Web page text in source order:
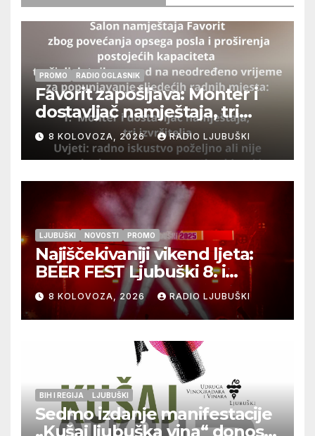
PROMO RADIO OGLASNIK
Favorit zapošljava: Monter i
dostavljač namještaja, tri
izvršitelja
8 KOLOVOZA, 2026 RADIO LJUBUŠKI
LJUBUŠKI NOVOSTI PROMO
Najiščekivaniji vikend ljeta:
BEER FEST Ljubuški 8. i
9.kolovoza
8 KOLOVOZA, 2026 RADIO LJUBUŠKI
BIH I REGIJA LJUBUŠKI
Sedmo izdanje manifestacije
„Kušaj ljubuška vina“ donosi